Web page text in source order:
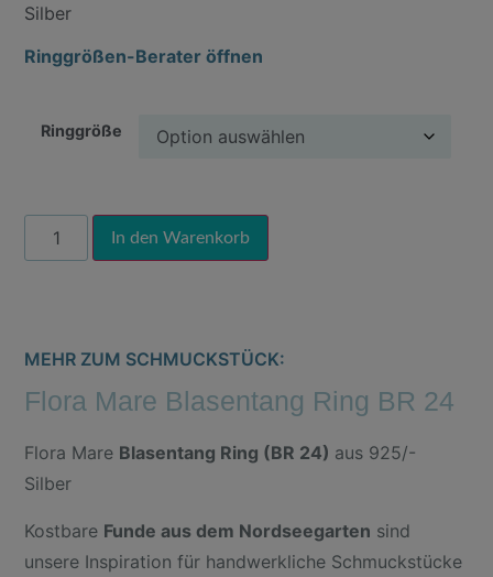
Silber
Ringgrößen-Berater öffnen
Ringgröße
In den Warenkorb
MEHR ZUM SCHMUCKSTÜCK:
Flora Mare Blasentang Ring BR 24
Flora Mare Blasentang Ring (BR 24) aus 925/-
Silber
Kostbare Funde aus dem Nordseegarten sind
unsere Inspiration für handwerkliche Schmuckstücke